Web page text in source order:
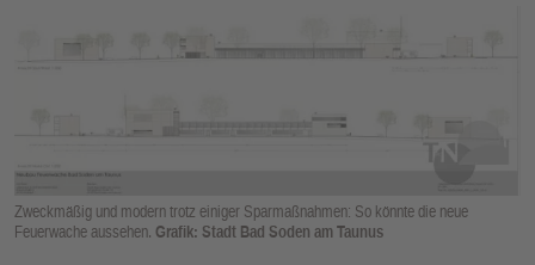
Zweckmäßig und modern trotz einiger Sparmaßnahmen: So könnte die neue
Feuerwache aussehen. Grafik: Stadt Bad Soden am Taunus
N
TI
O
E
N